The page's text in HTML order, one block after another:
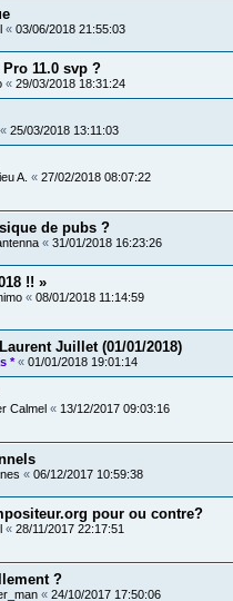
« 03/06/2018 21:55:03
11.0 svp ?
« 29/03/2018 18:31:24
« 25/03/2018 13:11:03
A. « 27/02/2018 08:07:22
de pubs ?
« 31/01/2018 16:23:26
!! »
« 08/01/2018 11:14:59
Juillet (01/01/2018)
*« 01/01/2018 19:01:14
Calmel « 13/12/2017 09:03:16
« 06/12/2017 10:59:38
pour ou contre?
« 28/11/2017 22:17:51
?
« 24/10/2017 17:50:06